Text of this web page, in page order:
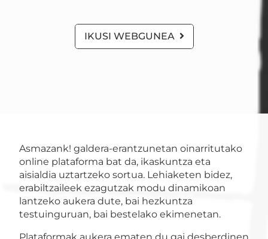
IKUSI WEBGUNEA
Asmazank! galdera-erantzunetan oinarritutako
online plataforma bat da, ikaskuntza eta
aisialdia uztartzeko sortua. Lehiaketen bidez,
erabiltzaileek ezagutzak modu dinamikoan
lantzeko aukera dute, bai hezkuntza
testuinguruan, bai bestelako ekimenetan.